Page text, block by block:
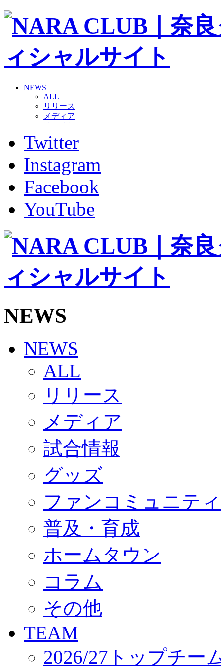
NEWS
ALL
リリース
メディア
グッズ
ファンコミュニティ
ホームタウン
コラム
その他
TEAM
2026/27トップチーム
2026/27トップチームスタッフ
バモス
チアダンススクール
ボランティアチーム「volundeer」
ビクトリーロード
HOMEGAME
観戦ルール＆マナー
Jリーグ運営管理規定
写真・動画使用ガイドライン
SCHEDULE
2026/27
練習見学時のファンサービスについて
TICKET
奈良クラブ明治安田J3リーグ2026/27シーズン試
奈良クラブ明治安田Ｊ3リーグ 2026/27シーズン「
観戦ルール＆マナー
2026/27ファンコミュニティ
サポートショップ
GOODS
オフィシャルストア（実店舗）
オンラインストア
ACADEMY
アカデミーについて
コーチ&スタッフ
ジュニア
ジュニアユース
ユース
練習拠点（ナラディーア）
SCHOOL
CLUB
パートナー募集
クラブ理念
サステナビリティ
Web制作支援
応援プロジェクト
Twitter
Instagram
Facebook
YouTube
NEWS
NEWS
ALL
リリース
メディア
試合情報
グッズ
ファンコミュニティ
普及・育成
ホームタウン
コラム
その他
TEAM
2026/27トップチー